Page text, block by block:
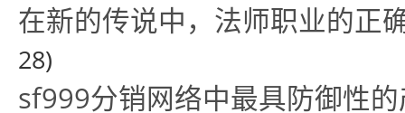
在新的传说中，法师职业的正
28)
sf999分销网络中最具防御性